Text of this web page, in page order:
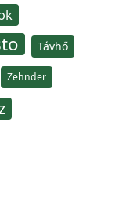
Távhő
Zehnder